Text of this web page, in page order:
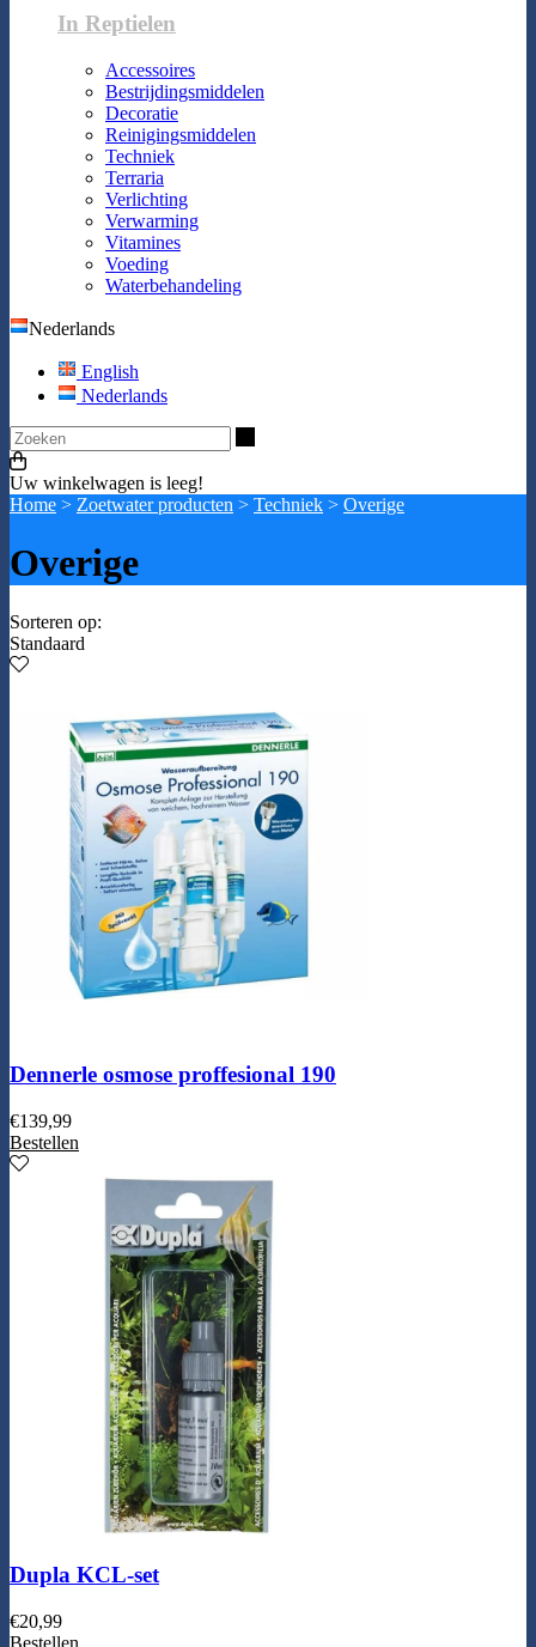
In Reptielen
Accessoires
Bestrijdingsmiddelen
Decoratie
Reinigingsmiddelen
Techniek
Terraria
Verlichting
Verwarming
Vitamines
Voeding
Waterbehandeling
Nederlands
English
Nederlands
Uw winkelwagen is leeg!
Home > Zoetwater producten > Techniek > Overige
Overige
Sorteren op:
Standaard
Dennerle osmose proffesional 190
€139,99
Bestellen
Dupla KCL-set
€20,99
Bestellen